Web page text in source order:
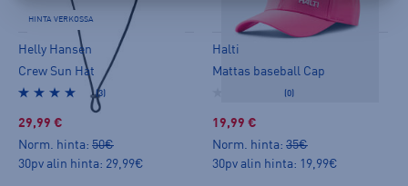
HINTA VERKOSSA
Helly Hansen
Crew Sun Hat
(3)
29,99 €
Norm. hinta: 50€
30pv alin hinta: 29,99€
Halti
Mattas baseball Cap
(0)
19,99 €
Norm. hinta: 35€
30pv alin hinta: 19,99€